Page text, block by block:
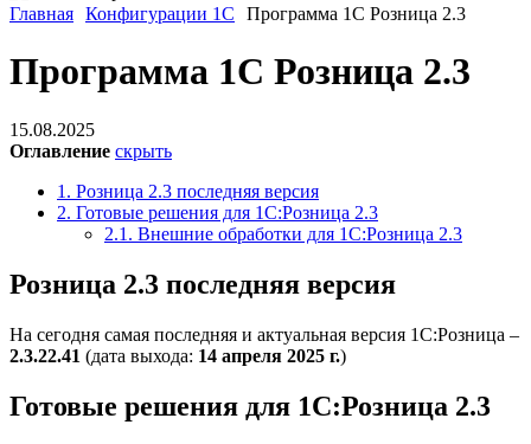
Главная Конфигурации 1С Программа 1С Розница 2.3
Программа 1С Розница 2.3
15.08.2025
Оглавление скрыть
1. Розница 2.3 последняя версия
2. Готовые решения для 1С:Розница 2.3
2.1. Внешние обработки для 1С:Розница 2.3
Розница 2.3 последняя версия
На сегодня самая последняя и актуальная версия 1С:Розница –
2.3.22.41 (дата выхода: 14 апреля 2025 г.)
Готовые решения для 1С:Розница 2.3